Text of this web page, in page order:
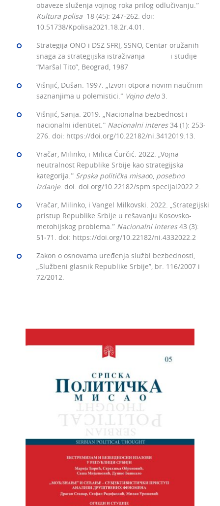
obaveze služenja vojnog roka prilog odlučivanju.ˮ
Kultura polisa 18 (45): 247‒262. doi:
10.51738/Kpolisa2021.18.2r.4.01.
Strategija ONO i DSZ SFRJ, SSNO, Centar oružanih
snaga za strategijska istraživanja i studije
“Maršal Tito”, Beograd, 1987
Višnjić, Dušan. 1997. „Izvori otpora novim naučnim
saznanjima u polemistici.ˮ Vojno delo3.
Višnjić, Sanja. 2019. „Nacionalna bezbednost i
nacionalni identitet.ˮ Nacionalni interes34 (1): 253‒
276. doi: https://doi.org/10.22182/ni.3412019.13.
Vračar, Milinko, i Milica Ćurčić. 2022. „Vojna
neutralnost Republike Srbije kao strategijska
kategorija.ˮ Srpska politička misaoo, posebno
izdanje. doi: doi.org/10.22182/spm.specijal2022.2.
Vračar, Milinko, i Vangel Milkovski. 2022. „Strategijski
pristup Republike Srbije u rešavanju Kosovsko-
metohijskog problema.ˮ Nacionalni interes43 (3):
51‒71. doi: https://doi.org/10.22182/ni.4332022.2
Zakon o osnovama uređenja službi bezbednosti,
„Službeni glasnik Republike Srbije”, br. 116/2007 i
72/2012.